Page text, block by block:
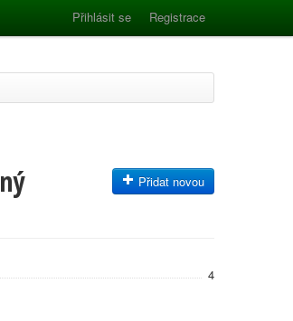
Přihlásit se Registrace
Přidat novou
4